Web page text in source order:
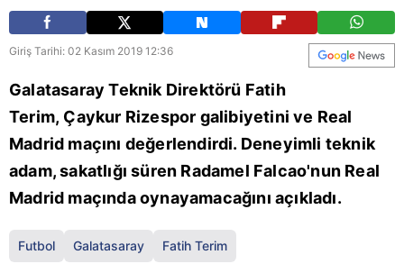
Giriş Tarihi: 02 Kasım 2019 12:36
Galatasaray Teknik Direktörü Fatih
Terim, Çaykur Rizespor galibiyetini ve Real
Madrid maçını değerlendirdi. Deneyimli teknik
adam, sakatlığı süren Radamel Falcao'nun Real
Madrid maçında oynayamacağını açıkladı.
Futbol Galatasaray Fatih Terim